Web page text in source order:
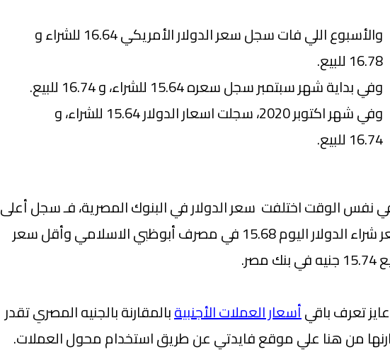
والأسبوع اللي فات سجل سعر الدولار الأمريكي 16.64 للشراء و
16.78 للبيع.
وفي بداية شهر سبتمبر سجل سعره 15.64 للشراء، و 16.74 للبيع.
وفي شهر اكتوبر 2020، سجلت اسعار الدولار 15.64 للشراء، و
16.74 للبيع.
نفس الوقت اختلفت سعر الدولار في البنوك المصرية، فـ سجل أعلى
سعر شراء الدولار اليوم 15.68 في مصرف أبوظبي الاسلامي وأقل سعر
مصر.
تعرف باقيأسعار العملات الأجنبيةبالمقارنة بالجنيه المصري تقدر
من هنا علي موقع فايدتي عن طريق استخدام محول العملات.